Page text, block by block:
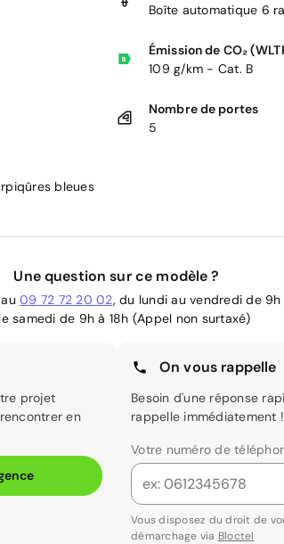
Boîte automatique 6
Émission de CO₂
109 g/km - Cat. B
Nombre de portes
5
bleues
Une question sur ce modèle ?
09 72 72 20 02, du lundi au vendredi de
samedi de 9h à 18h (Appel non surtaxé)
projet
en
On vous rappelle
Besoin d'une réponse
rappelle immédiatement !
Votre numéro de
Vous disposez du droit de
démarchage via Bloctel